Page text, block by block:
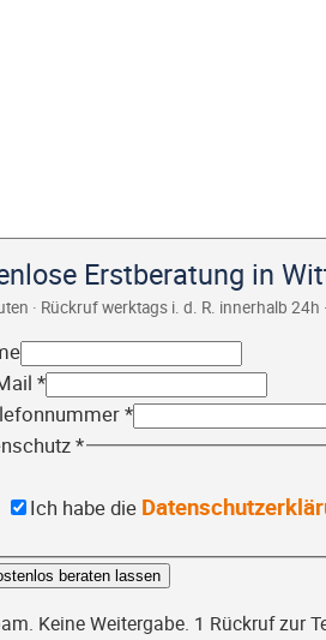
Erstberatung in
· Rückruf werktags i. d. R. innerhalb 24h
*
*
*
Ich habe die
beraten lassen
Keine Weitergabe. 1 Rückruf zur